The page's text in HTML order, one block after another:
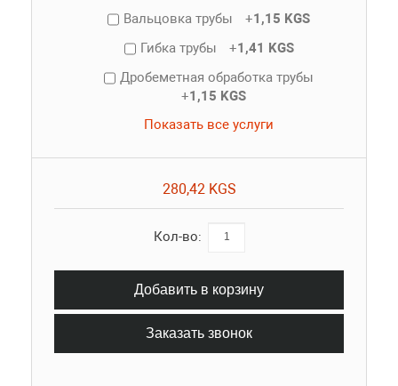
Вальцовка трубы
+1,15 KGS
Гибка трубы
+1,41 KGS
Дробеметная обработка трубы
+1,15 KGS
Показать все услуги
280,42 KGS
Кол-во:
Добавить в корзину
Заказать звонок